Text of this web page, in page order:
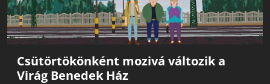
Csütörtökönként mozivá változik a
Virág Benedek Ház